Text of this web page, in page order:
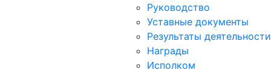
Руководство
Уставные документы
Результаты деятельности
Награды
Исполком